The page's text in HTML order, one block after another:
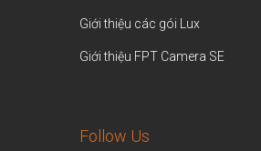
Giới thiệu các gói Lux
Giới thiệu FPT Camera SE
Follow Us